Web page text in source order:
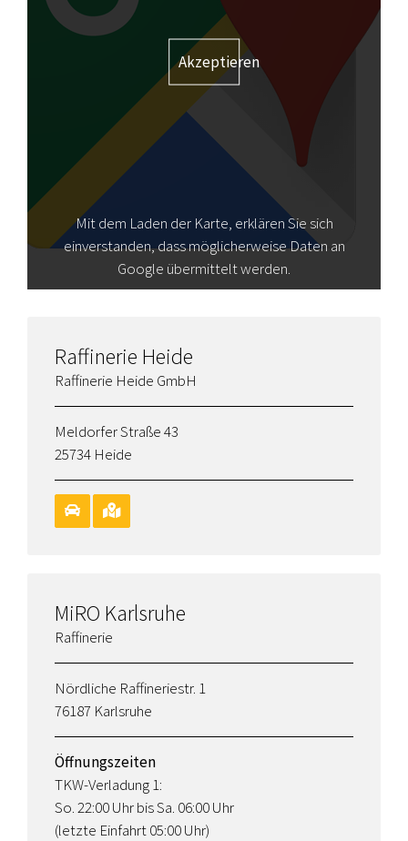
Akzeptieren
Mit dem Laden der Karte, erklären Sie sich
einverstanden, dass möglicherweise Daten an
Google übermittelt werden.
Raffinerie Heide
Raffinerie Heide GmbH
Meldorfer Straße 43
25734 Heide
MiRO Karlsruhe
Raffinerie
Nördliche Raffineriestr. 1
76187 Karlsruhe
Öffnungszeiten
TKW-Verladung 1:
So. 22:00 Uhr bis Sa. 06:00 Uhr
(letzte Einfahrt 05:00 Uhr)